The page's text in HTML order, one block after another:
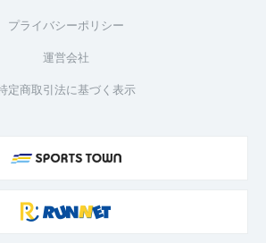
プライバシーポリシー
運営会社
定商取引法に基づく表示